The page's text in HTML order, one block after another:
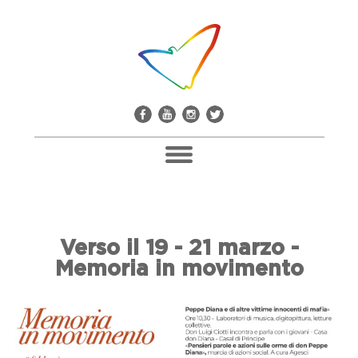
Pacco Alla Camorra
Don Giuseppe Diana
Casa Don Diana
Mediateca E Biblioteca
Verso il 19 - 21 marzo -
Memoria in movimento